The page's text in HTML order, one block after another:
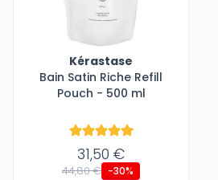
Kérastase
Bain Satin Riche Refill
Pouch - 500 ml
31,50 €
44,80 € -30%